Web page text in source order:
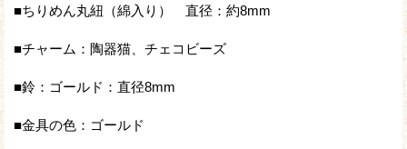
■ちりめん丸紐（綿入り） 直径：約8mm
■チャーム：陶器猫、チェコビーズ
■鈴：ゴールド：直径8mm
■金具の色：ゴールド